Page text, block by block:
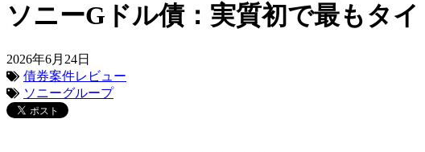
ソニーGドル債：実質初で最もタイ
2026年6月24日
債券案件レビュー
ソニーグループ